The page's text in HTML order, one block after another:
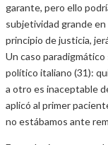
garante, pero ello
subjetividad grande en
principio de justicia,
Un caso paradigmático
político italiano (31):
a otro es inaceptable
aplicó al primer
no estábamos ante